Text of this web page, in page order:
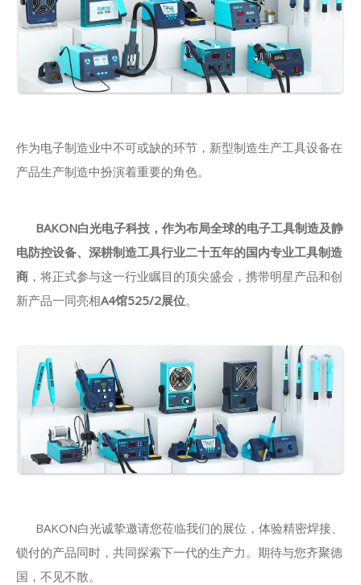
作为电子制造业中不可或缺的环节，新型制造生产工具设备在
产品生产制造中扮演着重要的角色。
BAKON白光电子科技，作为布局全球的电子工具制造及静
电防控设备、深耕制造工具行业二十五年的国内专业工具制造
商 ，将正式参与这一行业瞩目的顶尖盛会，携带明星产品和创
新产品一同亮相A4馆525/2展位。
BAKON白光诚挚邀请您莅临我们的展位，体验精密焊接、
锁付的产品同时，共同探索下一代的生产力。期待与您齐聚德
国，不见不散。